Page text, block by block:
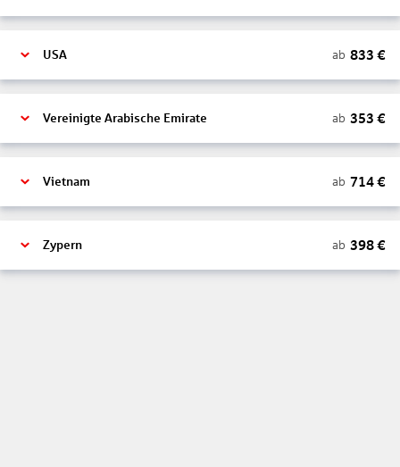
USA ab 833 €
Vereinigte Arabische Emirate ab 353 €
Vietnam ab 714€
Zypern ab 398€